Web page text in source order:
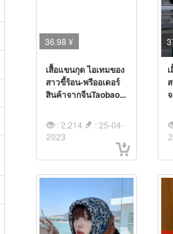
36.98 ¥
เสื้อแขนกุด ไอเทมของ
สาวขี้ร้อน-พรีออเดอร์
สินค้าจากจีนTaobao...
: 2,214
: 25-04-
2023